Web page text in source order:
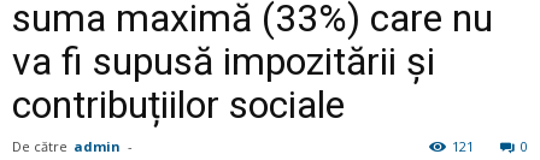
suma maximă (33%) care nu
va fi supusă impozitării și
contribuțiilor sociale
De către admin - 0
121